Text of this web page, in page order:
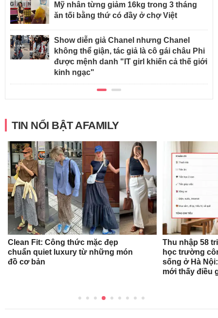
Mỹ nhân từng giảm 16kg trong 3 tháng
ăn tối bằng thứ có đầy ở chợ Việt
Show diễn giả Chanel nhưng Chanel
không thể giận, tác giả là cô gái châu Phi
được mệnh danh "IT girl khiến cả thế giới
kinh ngạc"
TIN NỔI BẬT AFAMILY
Clean Fit: Công thức mặc đẹp
chuẩn quiet luxury từ những món
đồ cơ bản
Thu nhập 58
học trường
sống ở Hà
mới thấy điều